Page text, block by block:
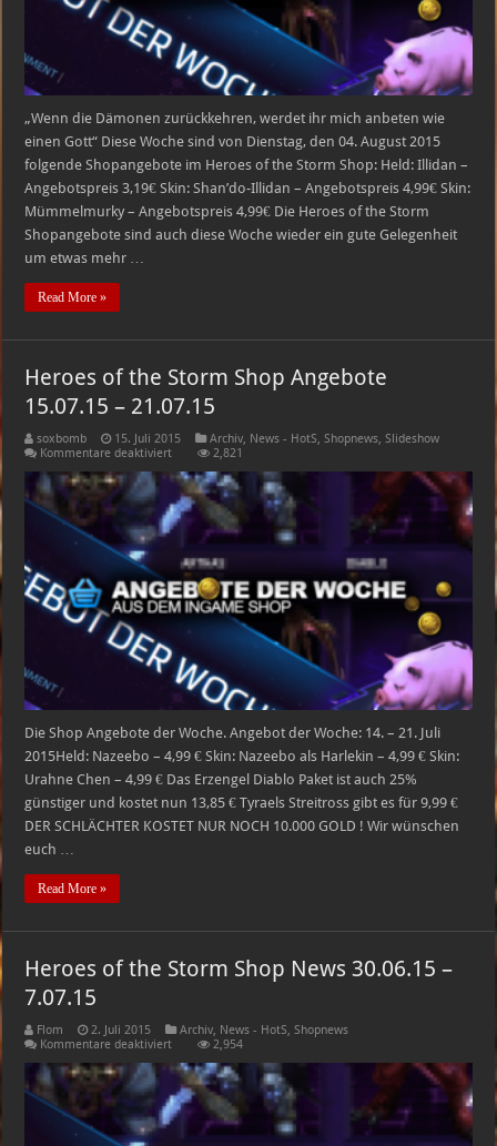
„Wenn die Dämonen zurückkehren, werdet ihr mich anbeten wie
einen Gott“ Diese Woche sind von Dienstag, den 04. August 2015
folgende Shopangebote im Heroes of the Storm Shop: Held: Illidan –
Angebotspreis 3,19€ Skin: Shan’do-Illidan – Angebotspreis 4,99€ Skin:
Mümmelmurky – Angebotspreis 4,99€ Die Heroes of the Storm
Shopangebote sind auch diese Woche wieder ein gute Gelegenheit
um etwas mehr …
Read More »
Heroes of the Storm Shop Angebote
15.07.15 – 21.07.15
soxbomb 15. Juli 2015 Archiv, News - HotS,Shopnews,Slideshow
Kommentare deaktiviertfür
of
the
Storm
Shop
Angebote
21.07.15
2,821
Die Shop Angebote der Woche. Angebot der Woche: 14. – 21. Juli
2015Held: Nazeebo – 4,99 € Skin: Nazeebo als Harlekin – 4,99 € Skin:
Urahne Chen – 4,99 € Das Erzengel Diablo Paket ist auch 25%
günstiger und kostet nun 13,85 € Tyraels Streitross gibt es für 9,99 €
DER SCHLÄCHTER KOSTET NUR NOCH 10.000 GOLD ! Wir wünschen
euch …
Read More »
Heroes of the Storm Shop News 30.06.15 –
7.07.15
Flom 2. Juli 2015 Archiv, News - HotS,Shopnews
Kommentare deaktiviertfür
of
the
Storm
Shop
2,954